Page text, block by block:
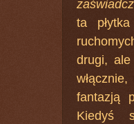
ta
drugi,
fantazją
Kiedyś